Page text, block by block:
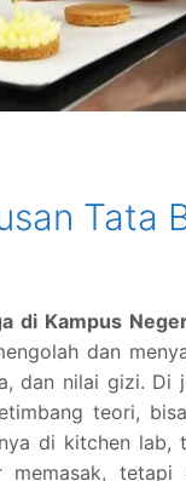
Tata
di Kampus
dan
dan nilai gizi. Di
teori,
di kitchen
memasak,